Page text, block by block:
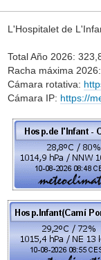
L'Hospitalet de
Total Año 2026:
Racha máxima
Cámara rotativa:
Cámara IP: https://